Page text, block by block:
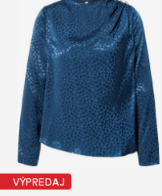
VÝPREDAJ